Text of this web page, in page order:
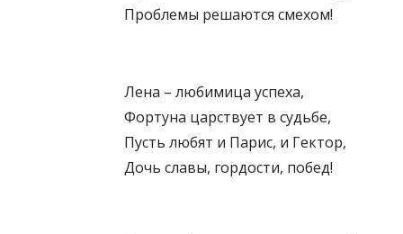
Проблемы решаются смехом!
Лена – любимица успеха,
Фортуна царствует в судьбе,
Пусть любят и Парис, и Гектор,
Дочь славы, гордости, побед!